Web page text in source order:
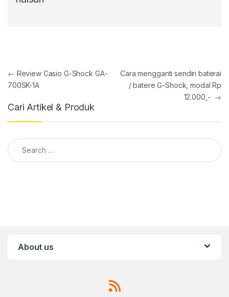
Post navigation
← Review Casio G-Shock GA-
700SK-1A
Cara mengganti sendiri baterai
/ batere G-Shock, modal Rp
12.000,- →
Cari Artikel & Produk
Search for:
About us